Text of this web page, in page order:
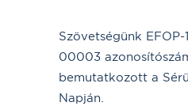
Szövetségünk EFOP-
00003
bemutatkozott a
Napján.